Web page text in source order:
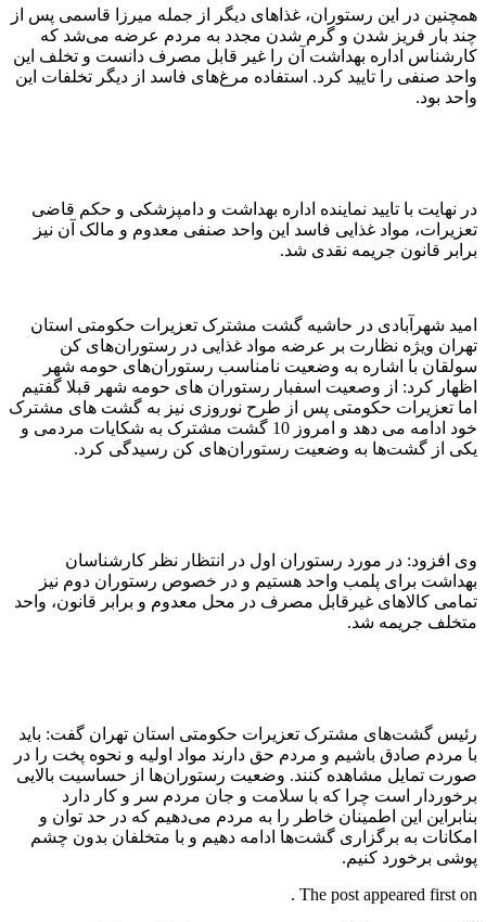
همچنین در این رستوران، غذاهای دیگر از جمله میرزا قاسمی پس از
چند بار فریز شدن و گرم شدن مجدد به مردم عرضه می‌شد که
کارشناس اداره بهداشت آن را غیر قابل مصرف دانست و تخلف این
واحد صنفی را تایید کرد. استفاده مرغ‌های فاسد از دیگر تخلفات این
واحد بود.
در نهایت با تایید نماینده اداره بهداشت و دامپزشکی و حکم قاضی
تعزیرات، مواد غذایی فاسد این واحد صنفی معدوم و مالک آن نیز
برابر قانون جریمه نقدی شد.
امید شهرآبادی در حاشیه گشت مشترک تعزیرات حکومتی استان
تهران ویژه نظارت بر عرضه مواد غذایی در رستوران‌های کن
سولقان با اشاره به وضعیت نامناسب رستوران‌های حومه شهر
اظهار کرد: از وصعیت اسفبار رستوران های حومه شهر قبلا گفتیم
اما تعزیرات حکومتی پس از طرح نوروزی نیز به گشت های مشترک
خود ادامه می دهد و امروز 10 گشت مشترک به شکایات مردمی و
یکی از گشت‌ها به وضعیت رستوران‌های کن رسیدگی کرد.
وی افزود: در مورد رستوران اول در انتظار نظر کارشناسان
بهداشت برای پلمب واحد هستیم و در خصوص رستوران دوم نیز
تمامی کالاهای غیرقابل مصرف در محل معدوم و برابر قانون، واحد
متخلف جریمه شد.
رئیس گشت‌های مشترک تعزیرات حکومتی استان تهران گفت: باید
با مردم صادق باشیم و مردم حق دارند مواد اولیه و نحوه پخت را در
صورت تمایل مشاهده کنند. وضعیت رستوران‌ها از حساسیت بالایی
برخوردار است چرا که با سلامت و جان مردم سر و کار دارد
بنابراین این اطمینان خاطر را به مردم می‌دهیم که در حد توان و
امکانات به برگزاری گشت‌ها ادامه دهیم و با متخلفان بدون چشم
پوشی برخورد کنیم.
The post appeared first on .